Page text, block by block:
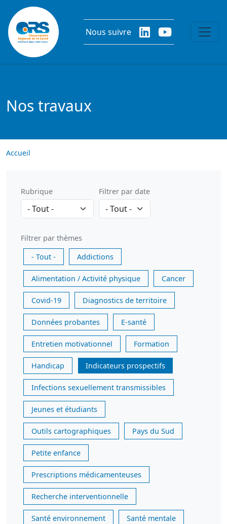
Aller au contenu principal
Nous suivre
Nos travaux
Accueil
Rubrique Filtrer par date
Filtrer par thèmes
- Tout -
Addictions
Alimentation / Activité physique Cancer
Covid-19 Diagnostics de territoire
Données probantes E-santé
Entretien motivationnel Formation
Handicap Indicateurs prospectifs
Infections sexuellement transmissibles
Jeunes et étudiants
Outils cartographiques Pays du Sud
Petite enfance
Prescriptions médicamenteuses
Recherche interventionnelle
Santé environnement Santé mentale